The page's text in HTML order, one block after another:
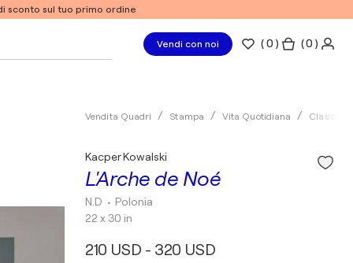
sconto sul tuo primo ordine
Vendi con noi (0 ) ( 0 )
Vendita Quadri Stampa Vita Quotidiana Classico
L'Arche de Noé
Kacper Kowalski
N.D • Polonia
22 x 30 in
210 USD - 320 USD